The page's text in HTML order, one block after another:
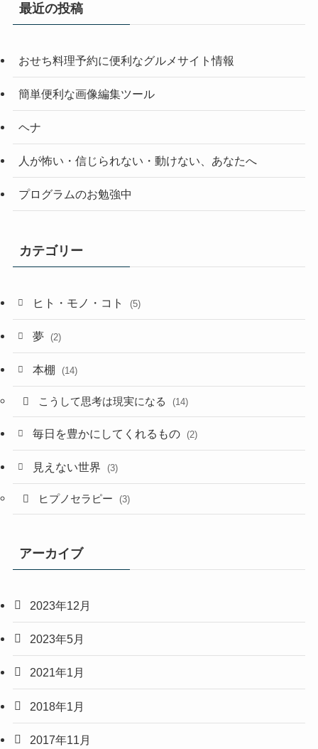
最近の投稿
おせち料理予約に便利なグルメサイト情報
簡単便利な画像編集ツール
ヘナ
人が怖い・信じられない・動けない、あなたへ
プログラムのお勉強中
カテゴリー
ヒト・モノ・コト (5)
夢 (2)
本棚 (14)
こうして思考は現実になる (14)
毎日を豊かにしてくれるもの (2)
見えない世界 (3)
ヒプノセラピー (3)
アーカイブ
2023年12月
2023年5月
2021年1月
2018年1月
2017年11月